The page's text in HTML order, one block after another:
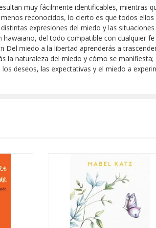
muy fácilmente identificables, mientras
reconocidos, lo cierto es que todos
expresiones del miedo y las
del todo compatible con cualquier
Del miedo a la libertad aprenderás a
la naturaleza del miedo y cómo se
deseos, las expectativas y el miedo a